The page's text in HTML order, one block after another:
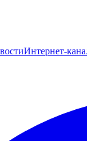
Интернет-